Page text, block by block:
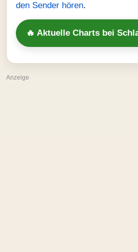
den Sender hören.
🔥 Aktuelle Charts bei
Anzeige